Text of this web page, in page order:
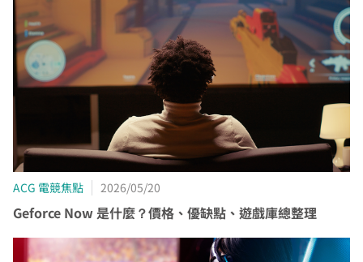
ACG 電競焦點 2026/05/20
Geforce Now 是什麼？價格、優缺點、遊戲庫總整理